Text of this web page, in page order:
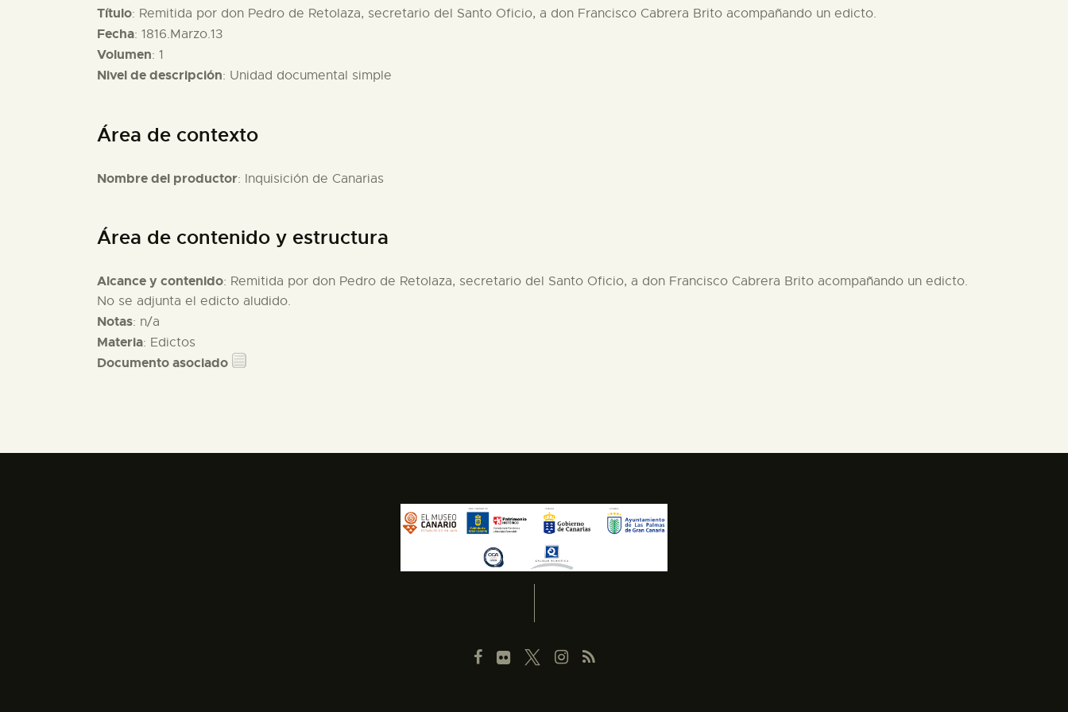
Título: Remitida por don Pedro de Retolaza, secretario del Santo Oficio, a don Francisco Cabrera Brito acompañando un edicto.
Fecha: 1816.Marzo.13
Volumen: 1
Nivel de descripción: Unidad documental simple
Área de contexto
Nombre del productor: Inquisición de Canarias
Área de contenido y estructura
Alcance y contenido: Remitida por don Pedro de Retolaza, secretario del Santo Oficio, a don Francisco Cabrera Brito acompañando un edicto.
No se adjunta el edicto aludido.
Notas: n/a
Materia: Edictos
Documento asociado